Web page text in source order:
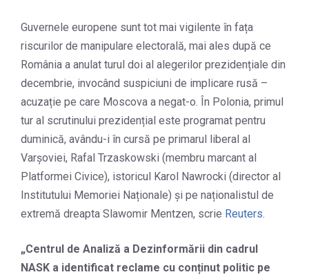
Guvernele europene sunt tot mai vigilente în fața
riscurilor de manipulare electorală, mai ales după ce
România a anulat turul doi al alegerilor prezidențiale din
decembrie, invocând suspiciuni de implicare rusă –
acuzație pe care Moscova a negat-o. În Polonia, primul
tur al scrutinului prezidențial este programat pentru
duminică, avându-i în cursă pe primarul liberal al
Varșoviei, Rafal Trzaskowski (membru marcant al
Platformei Civice), istoricul Karol Nawrocki (director al
Institutului Memoriei Naționale) și pe naționalistul de
extremă dreapta Slawomir Mentzen, scrie Reuters.
„Centrul de Analiză a Dezinformării din cadrul
NASK a identificat reclame cu conținut politic pe